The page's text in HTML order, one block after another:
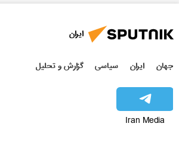
ایران
جهان ایران سیاسی گزارش و تحلیل
Iran Media